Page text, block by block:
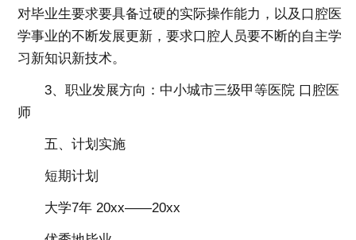
对毕业生要求要具备过硬的实际操作能力，以及口腔医
学事业的不断发展更新，要求口腔人员要不断的自主学
习新知识新技术。
3、职业发展方向：中小城市三级甲等医院 口腔医
师
五、计划实施
短期计划
大学7年 20xx——20xx